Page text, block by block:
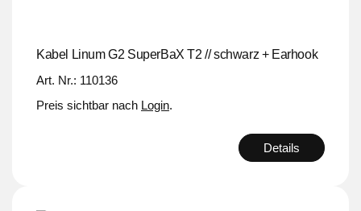
Kabel Linum G2 SuperBaX T2 // schwarz + Earhook
Art. Nr.: 110136
Preis sichtbar nach Login.
Details